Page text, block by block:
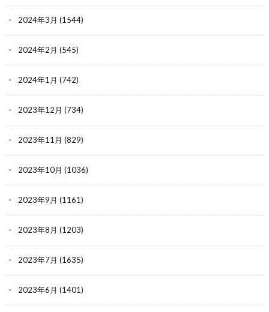
2024年3月 (1544)
2024年2月 (545)
2024年1月 (742)
2023年12月 (734)
2023年11月 (829)
2023年10月 (1036)
2023年9月 (1161)
2023年8月 (1203)
2023年7月 (1635)
2023年6月 (1401)